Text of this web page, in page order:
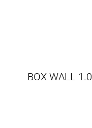
BOX WALL 1.0